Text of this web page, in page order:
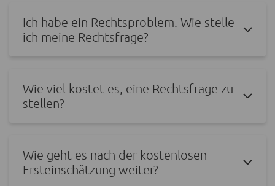
Ich habe ein Rechtsproblem. Wie stelle
ich meine Rechtsfrage?
Wie viel kostet es, eine Rechtsfrage zu
stellen?
Wie geht es nach der kostenlosen
Ersteinschätzung weiter?